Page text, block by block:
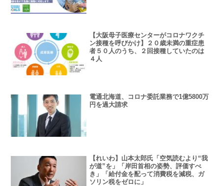
【大阪母子医療センターがコロナワクチ
ン接種を呼びかけ】２０歳未満の重症患
者５０人のうち、２回接種していたのは
４人
電通北海道、コロナ委託業務で1億5800万
円を過大請求
【れいわ】山本太郎氏「空気読むより“我
が道”を」「岸田首相の姿勢、評価すべ
き」「給付金を配って消費税を減税、ガ
ソリン税をゼロに」